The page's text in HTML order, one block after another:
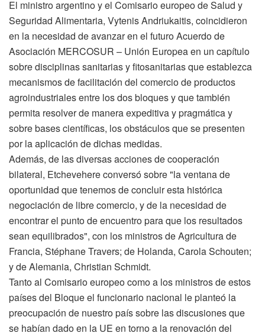
El ministro argentino y el Comisario europeo de Salud y
Seguridad Alimentaria, Vytenis Andriukaitis, coincidieron
en la necesidad de avanzar en el futuro Acuerdo de
Asociación MERCOSUR – Unión Europea en un capítulo
sobre disciplinas sanitarias y fitosanitarias que establezca
mecanismos de facilitación del comercio de productos
agroindustriales entre los dos bloques y que también
permita resolver de manera expeditiva y pragmática y
sobre bases científicas, los obstáculos que se presenten
por la aplicación de dichas medidas.
Además, de las diversas acciones de cooperación
bilateral, Etchevehere conversó sobre "la ventana de
oportunidad que tenemos de concluir esta histórica
negociación de libre comercio, y de la necesidad de
encontrar el punto de encuentro para que los resultados
sean equilibrados", con los ministros de Agricultura de
Francia, Stéphane Travers; de Holanda, Carola Schouten;
y de Alemania, Christian Schmidt.
Tanto al Comisario europeo como a los ministros de estos
países del Bloque el funcionario nacional le planteó la
preocupación de nuestro país sobre las discusiones que
se habían dado en la UE en torno a la renovación del